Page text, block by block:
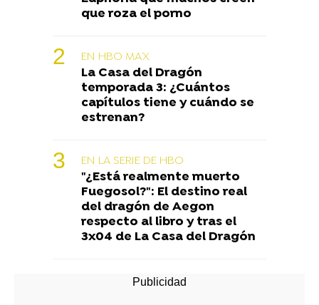
que roza el porno
EN HBO MAX
La Casa del Dragón
temporada 3: ¿Cuántos
capítulos tiene y cuándo se
estrenan?
EN LA SERIE DE HBO
"¿Está realmente muerto
Fuegosol?": El destino real
del dragón de Aegon
respecto al libro y tras el
3x04 de La Casa del Dragón